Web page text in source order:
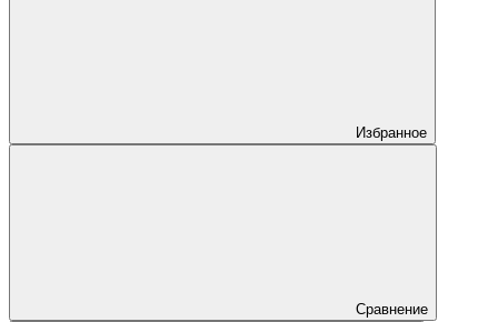
Избранное
Сравнение